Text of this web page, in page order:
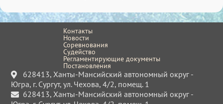
Контакты
Новости
Соревнования
Судейство
Регламентирующие документы
Постановления
628413, Ханты-Мансийский автономный округ -
Югра, г. Сургут, ул. Чехова, 4/2, помещ. 1
628413, Ханты-Мансийский автономный округ -